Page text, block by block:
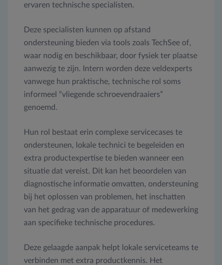
ervaren technische specialisten.
Deze specialisten kunnen op afstand
ondersteuning bieden via tools zoals TechSee of,
waar nodig en beschikbaar, door fysiek ter plaatse
aanwezig te zijn. Intern worden deze veldexperts
vanwege hun praktische, technische rol soms
informeel “vliegende schroevendraaiers”
genoemd.
Hun rol bestaat erin complexe servicecases te
ondersteunen, lokale technici te begeleiden en
extra productexpertise te bieden wanneer een
situatie dat vereist. Dit kan het beoordelen van
diagnostische informatie omvatten, ondersteuning
bij het oplossen van problemen, het inschatten
van het gedrag van de apparatuur of medewerking
aan specifieke technische procedures.
Deze gelaagde aanpak helpt lokale serviceteams te
verbinden met extra productkennis. Het